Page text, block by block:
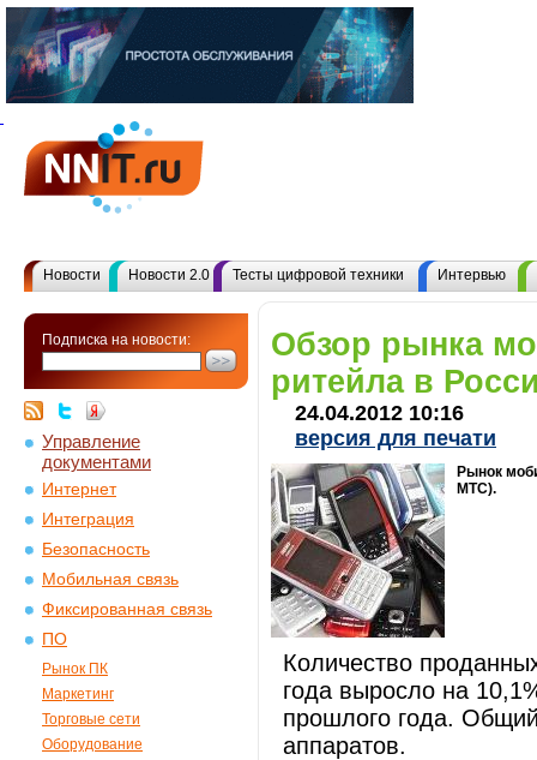
Новости Новости 2.0 Тесты цифровой техники Интервью
Подписка на новости:
Управление
документами
Интернет
Интеграция
Безопасность
Мобильная связь
Фиксированная связь
ПО
Рынок ПК
Маркетинг
Торговые сети
Оборудование
Обзор рынка
ритейла в
24.04.2012 10:16
версия для печати
Рынок
МТС).
Количество
года выросло на
прошлого года.
аппаратов.